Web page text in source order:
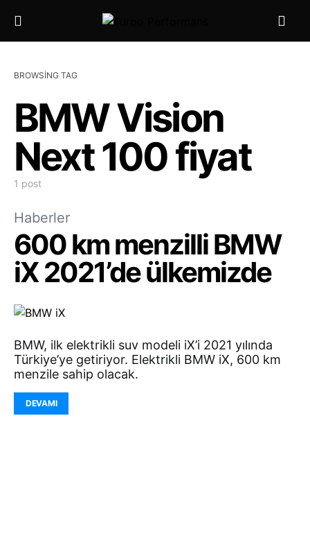
BROWSING TAG
BMW Vision
Next 100 fiyat
1 post
Haberler
600 km menzilli BMW
iX 2021’de ülkemizde
BMW, ilk elektrikli suv modeli iX’i 2021 yılında
Türkiye’ye getiriyor. Elektrikli BMW iX, 600 km
menzile sahip olacak.
DEVAMI